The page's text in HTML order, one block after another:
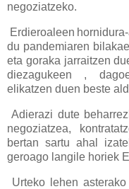
negoziatzeko.
Erdieroaleen
du pandemiaren
eta goraka jarraitzen
diezagukeen ,
elikatzen duen beste
Adierazi dute
negoziatzea,
bertan sartu ahal
geroago langile horiek
Urteko lehen